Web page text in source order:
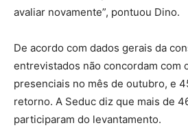
avaliar novamente”, pontuou Dino.
De acordo com dados gerais da
entrevistados não concordam com
presenciais no mês de outubro, e
retorno. A Seduc diz que mais de
participaram do levantamento.